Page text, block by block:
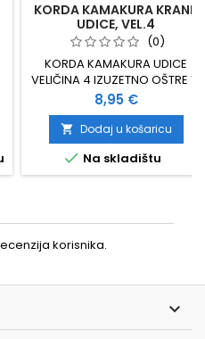
KORDA KAMAKURA KRANK
UDICE, VEL.4
(0)
KORDA KAMAKURA UDICE
VELIČINA 4 IZUZETNO OŠTRE 10
KOMADA U PAKIRANJU
PLASTIČNA ZAŠTITNA KUTIJA
Cijena
8,95 €
 Dodaj u košaricu
 Na skladištu
korisnika.
